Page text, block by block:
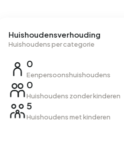
Huishoudensverhouding
Huishoudens per categorie
0
Eenpersoonshuishoudens
0
Huishoudens zonder kinderen
5
Huishoudens met kinderen